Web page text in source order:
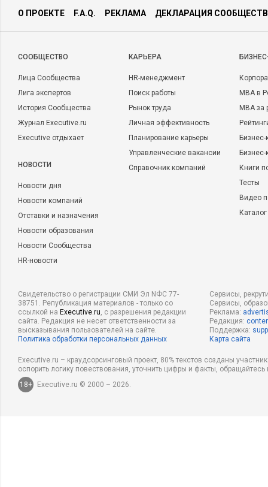
О ПРОЕКТЕ F.A.Q. РЕКЛАМА ДЕКЛАРАЦИЯ
CООБЩЕСТВО
Лица Сообщества
Лига экспертов
История Сообщества
Журнал Executive.ru
Executive отдыхает
НОВОСТИ
Новости дня
Новости компаний
Отставки и назначения
Новости образования
Новости Сообщества
HR-новости
КАРЬЕРА
HR-менеджмент
Поиск работы
Рынок труда
Личная эффективность
Планирование карьеры
Управленческие вакансии
Справочник компаний
MBA в
MBA
Бизнес-
Книги
Тесты
Видео
Свидетельство о регистрации СМИ Эл NФС 77-
38751. Републикация материалов - только со
ссылкой на Executive.ru, с разрешения редакции
сайта. Редакция не несет ответственности за
высказывания пользователей на сайте.
Политика обработки персональных данных
Сервисы,
Сервисы,
Реклама:
Редакция:
Поддержка:
Карта сайта
Executive.ru – краудсорсинговый проект, 80% текстов созданы
оспорить логику повествования, уточнить цифры и факты,
18+
Executive.ru © 2000 – 2026.